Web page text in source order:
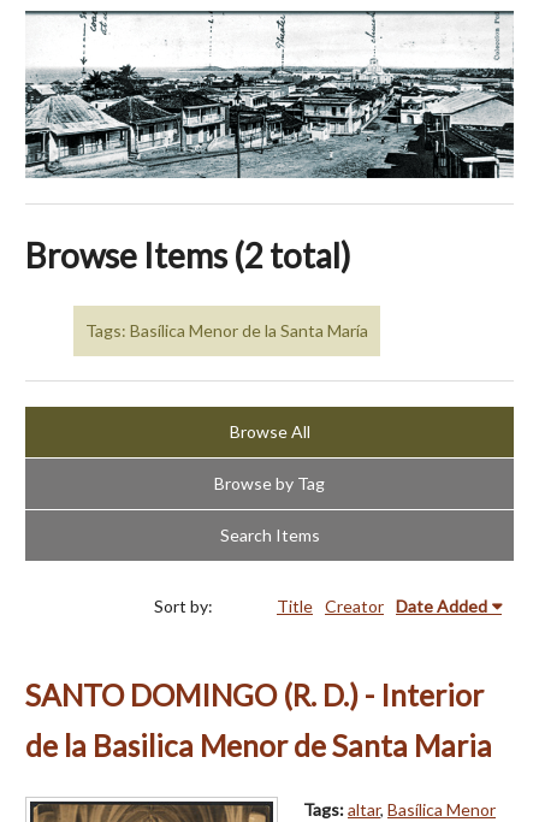
Browse Items (2 total)
Tags: Basílica Menor de la Santa María
Browse All
Browse by Tag
Search Items
Sort by: Title Creator Date Added
SANTO DOMINGO (R. D.) - Interior
de la Basilica Menor de Santa Maria
Tags:altar, Basílica Menor